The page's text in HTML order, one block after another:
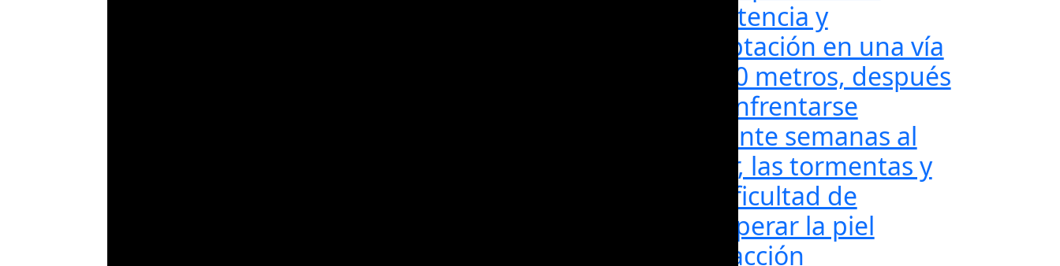
resistencia y
adaptación en una vía
de 60 metros, después
de enfrentarse
durante semanas al
calor, las tormentas y
la dificultad de
recuperar la piel
Redacción